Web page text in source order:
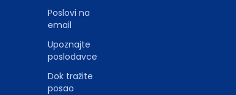
Poslovi na
email
Upoznajte
poslodavce
Dok tražite
posao